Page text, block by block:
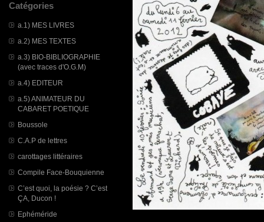
Catégories
a.1) MES LIVRES
a.2) MES TEXTES
a.3) BIO-BIBLIOGRAPHIE
(avec traces d'O.G.M)
a.4) EDITEUR
a.5) ANIMATEUR DU
CABARET POETIQUE
Boussole
C.A.P de lettres
carottages littéraires
Compile Face-Bouquienne
C’est quoi, la poésie ? C’est
ÇA, Ducon !
Ephéméride